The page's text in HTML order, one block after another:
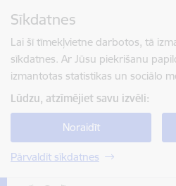
Sīkdatnes
Lai šī tīmekļvietne darbotos, tā
sīkdatnes. Ar Jūsu piekrišanu
izmantotas statistikas un sociālo
Lūdzu, atzīmējiet savu izvēli:
Noraidīt
Pārvaldīt sīkdatnes